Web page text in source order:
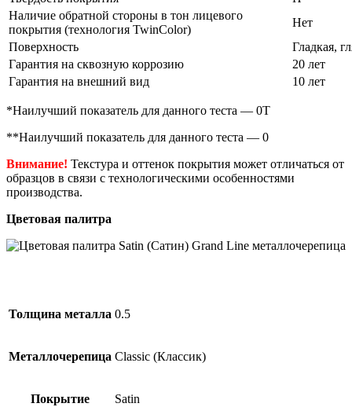
Наличие обратной стороны в тон лицевого
покрытия (технология TwinColor)
Нет
Поверхность
Гладкая,
Гарантия на сквозную коррозию
20 лет
Гарантия на внешний вид
10 лет
*Наилучший показатель для данного теста — 0Т
**Наилучший показатель для данного теста — 0
Внимание! Текстура и оттенок покрытия может отличаться от
образцов в связи с технологическими особенностями
производства.
Цветовая палитра
Толщина металла 0.5
Металлочерепица Classic (Классик)
Покрытие Satin